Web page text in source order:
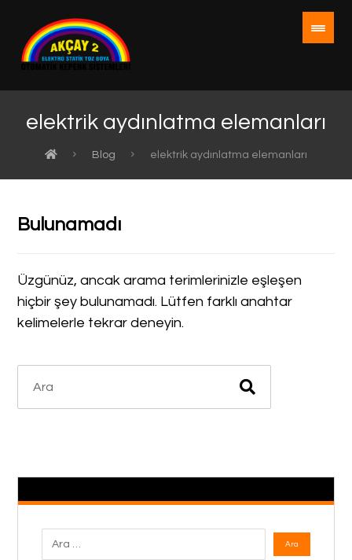
elektrik aydınlatma elemanları
Blog elektrik aydınlatma elemanları
Bulunamadı
Üzgünüz, ancak arama terimlerinizle eşleşen
hiçbir şey bulunamadı. Lütfen farklı anahtar
kelimelerle tekrar deneyin.